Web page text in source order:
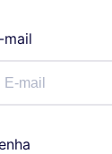
mail